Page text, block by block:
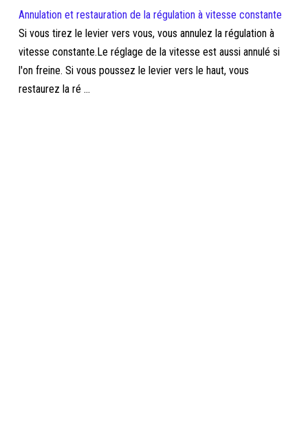
Annulation et restauration de la régulation à vitesse constante
Si vous tirez le levier vers vous, vous annulez la régulation à
vitesse constante.Le réglage de la vitesse est aussi annulé si
l'on freine. Si vous poussez le levier vers le haut, vous
restaurez la ré ...